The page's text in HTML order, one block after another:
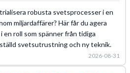
robusta svetsprocesser i en
miljardaffärer? Här får du agera
roll som spänner från tidiga
svetsutrustning och ny teknik.
2026-08-31